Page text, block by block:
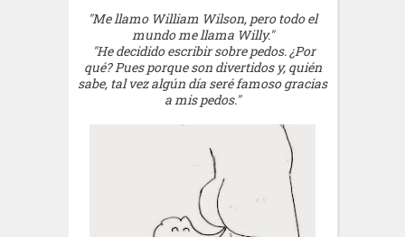
"Me llamo William Wilson, pero todo el
mundo me llama Willy."
"He decidido escribir sobre pedos. ¿Por
qué? Pues porque son divertidos y, quién
sabe, tal vez algún día seré famoso gracias
a mis pedos."